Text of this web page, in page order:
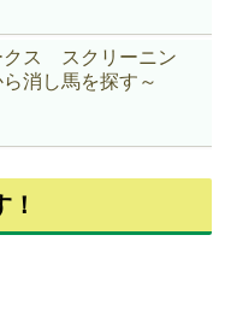
クス スクリーニン
消し馬を探す～